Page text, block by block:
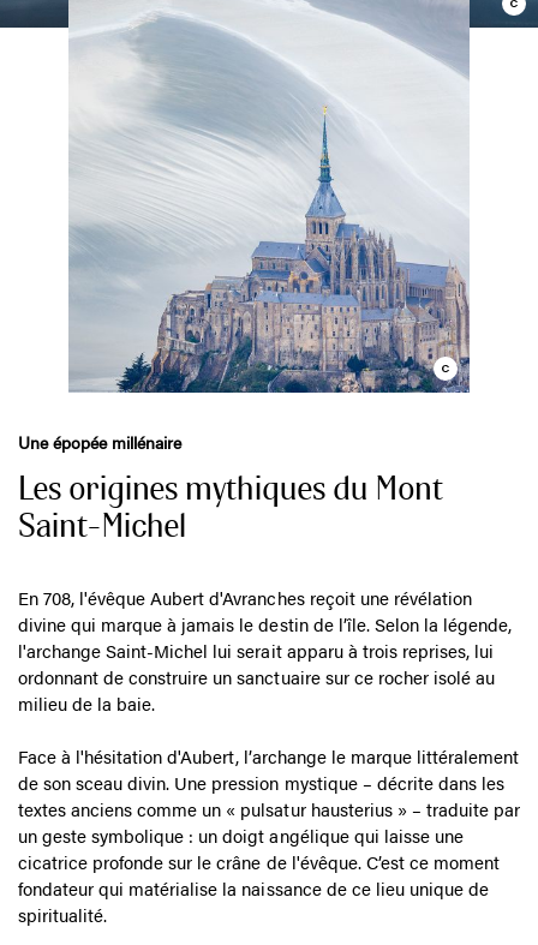
Une épopée millénaire
Les origines mythiques du Mont
Saint-Michel
En 708, l'évêque Aubert d'Avranches reçoit une révélation
divine qui marque à jamais le destin de l’île. Selon la légende,
l'archange Saint-Michel lui serait apparu à trois reprises, lui
ordonnant de construire un sanctuaire sur ce rocher isolé au
milieu de la baie.
Face à l'hésitation d'Aubert, l’archange le marque littéralement
de son sceau divin. Une pression mystique – décrite dans les
textes anciens comme un « pulsatur hausterius » – traduite par
un geste symbolique : un doigt angélique qui laisse une
cicatrice profonde sur le crâne de l'évêque. C’est ce moment
fondateur qui matérialise la naissance de ce lieu unique de
spiritualité.